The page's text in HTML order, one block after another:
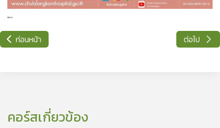
NULL
ก่อนหน้า ต่อไป
คอร์สเกี่ยวข้อง